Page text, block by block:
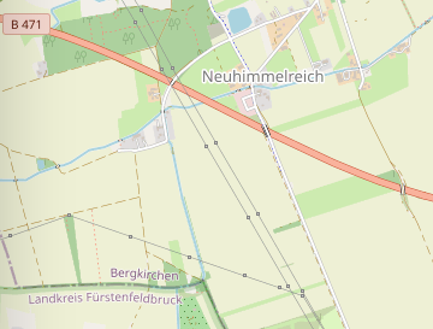
Alles rund um die
Filtern Sie ihre Suche:
Erwachsenenbildung
Kindertageseinrichtungen
Rundwege Schulen